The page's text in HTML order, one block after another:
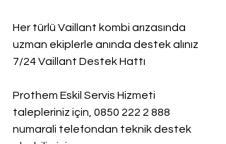
Her türlü Vaillant kombi arızasında
uzman ekiplerle anında destek alınız
7/24 Vaillant Destek Hattı
Prothem Eskil Servis Hizmeti
talepleriniz için, 0850 222 2 888
numarali telefondan teknik destek